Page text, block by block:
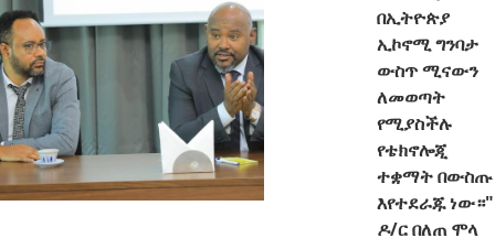
በኢትዮጵያ
ኢኮኖሚ ግንባታ
ውስጥ ሚናውን
ለመወጣት
የሚያስችሉ
የቴክኖሎጂ
ተቋማት በውስጡ
እየተደራጁ ነው።"
ዶ/ር በለጠ ሞላ